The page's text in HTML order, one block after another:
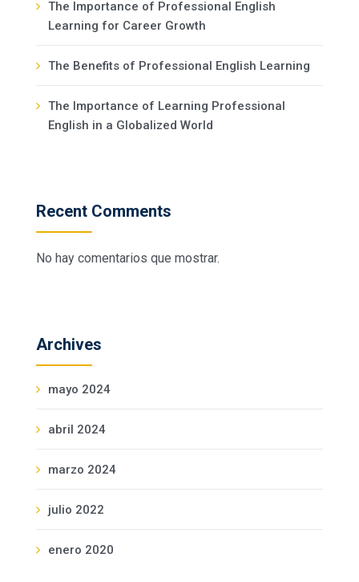
The Importance of Professional English
Learning for Career Growth
The Benefits of Professional English Learning
The Importance of Learning Professional
English in a Globalized World
Recent Comments
No hay comentarios que mostrar.
Archives
mayo 2024
abril 2024
marzo 2024
julio 2022
enero 2020